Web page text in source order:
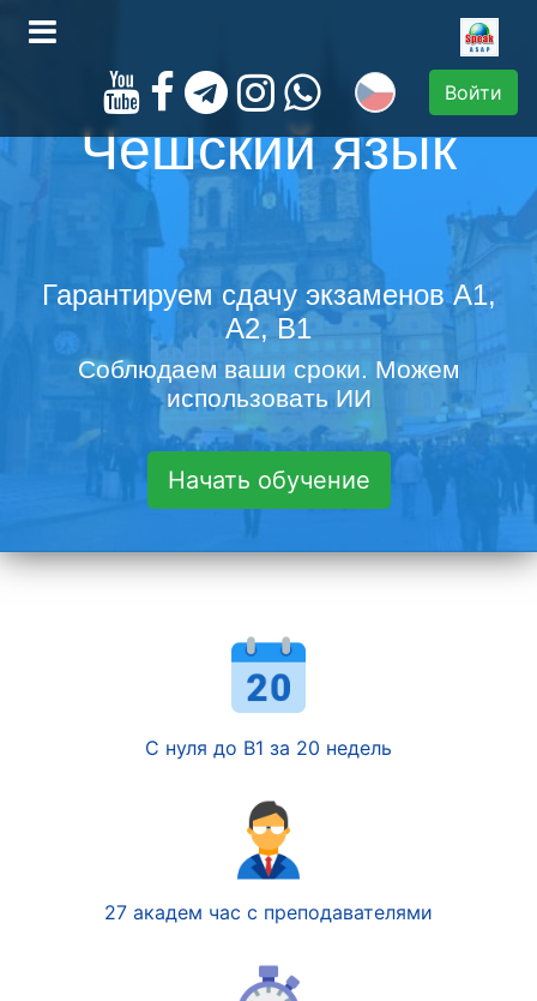
Войти
Чешский язык
Гарантируем сдачу экзаменов A1,
A2, B1
Соблюдаем ваши сроки. Можем
использовать ИИ
Начать обучение
С нуля до В1 за 20 недель
27 академ час с преподавателями